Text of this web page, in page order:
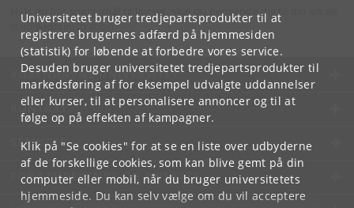
Universitetet bruger tredjepartsprodukter til at
registrere brugernes adfærd på hjemmesiden
(statistik) for løbende at forbedre vores service.
Desuden bruger universitetet tredjepartsprodukter til
markedsføring af for eksempel udvalgte uddannelser
eller kurser, til at personalisere annoncer og til at
følge op på effekten af kampagner.
Klik på "Se cookies" for at se en liste over udbyderne
af de forskellige cookies, som kan blive gemt på din
computer eller mobil, når du bruger universitetets
hjemmeside. Du kan selv vælge om du vil acceptere
Hvis du har spørgsmål til kurset, skal du henvende dig til din lokale
studieadministration.
KØBENHAVNS UNIVERSITET
KONTAKT
SERVICES
FOR STUDERENDE OG ANSATTE